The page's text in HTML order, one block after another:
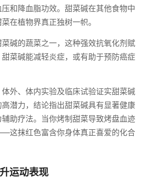
和降血脂功效。甜菜碱在其他食物中
在植物界真正独树一帜。
碱的蔬菜之一，这种强效抗氧化剂赋
菜碱能减轻炎症，或有助于预防癌症
外、体内实验及临床试验证实甜菜碱
潜力，结论指出甜菜碱具有显著健康
助疗法。当你烤制甜菜导致烤盘血迹
这抹红色富含你身体真正喜爱的化合
运动表现